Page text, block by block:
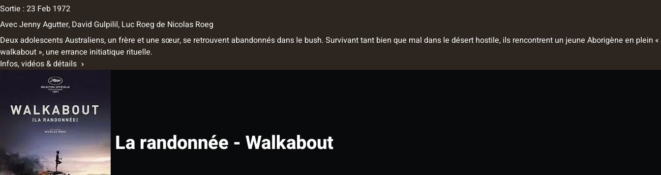
Sortie : 23 Feb 1972
AvecJenny Agutter, David Gulpilil, Luc Roeg de Nicolas Roeg
Deux adolescents Australiens, un frère et une sœur, se retrouvent abandonnés dans le bush. Survivant tant bien que mal dans le désert hostile, ils rencontrent un jeune Aborigène en plein «
walkabout », une errance initiatique rituelle.
Infos, vidéos & détails
La randonnée - Walkabout